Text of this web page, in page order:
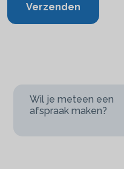
Verzenden
Wil je meteen een
afspraak maken?